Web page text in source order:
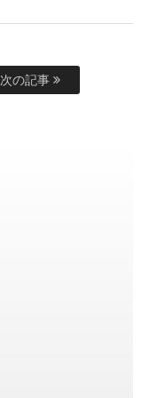
次の記事